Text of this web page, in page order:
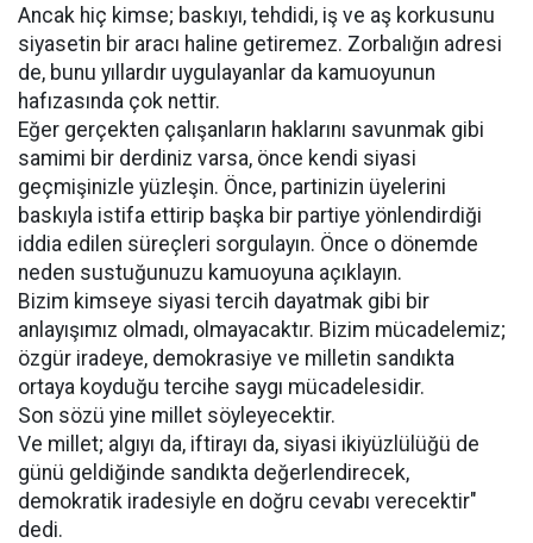
Ancak hiç kimse; baskıyı, tehdidi, iş ve aş korkusunu
siyasetin bir aracı haline getiremez. Zorbalığın adresi
de, bunu yıllardır uygulayanlar da kamuoyunun
hafızasında çok nettir.
Eğer gerçekten çalışanların haklarını savunmak gibi
samimi bir derdiniz varsa, önce kendi siyasi
geçmişinizle yüzleşin. Önce, partinizin üyelerini
baskıyla istifa ettirip başka bir partiye yönlendirdiği
iddia edilen süreçleri sorgulayın. Önce o dönemde
neden sustuğunuzu kamuoyuna açıklayın.
Bizim kimseye siyasi tercih dayatmak gibi bir
anlayışımız olmadı, olmayacaktır. Bizim mücadelemiz;
özgür iradeye, demokrasiye ve milletin sandıkta
ortaya koyduğu tercihe saygı mücadelesidir.
Son sözü yine millet söyleyecektir.
Ve millet; algıyı da, iftirayı da, siyasi ikiyüzlülüğü de
günü geldiğinde sandıkta değerlendirecek,
demokratik iradesiyle en doğru cevabı verecektir"
dedi.